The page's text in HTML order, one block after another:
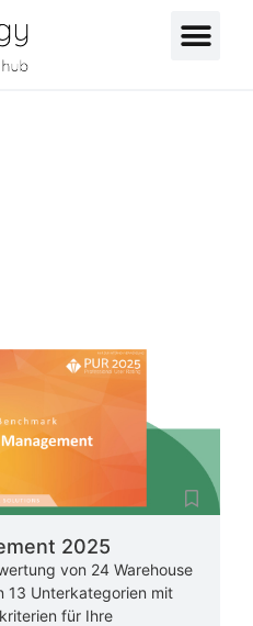
2025
von 24 Warehouse
13 Unterkategorien mit
für Ihre